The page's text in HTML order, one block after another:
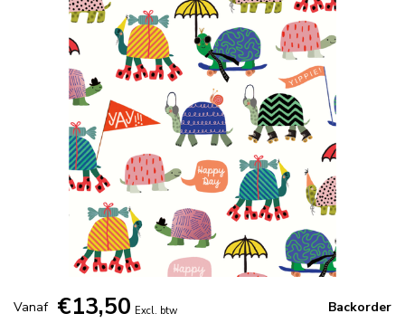
Vanaf €13,50 Excl. btw Backorder